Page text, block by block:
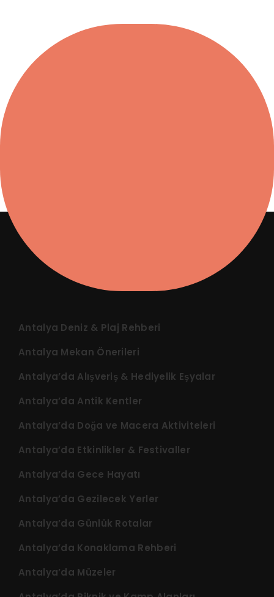
Antalya Deniz & Plaj Rehberi
Antalya Mekan Önerileri
Antalya’da Alışveriş & Hediyelik Eşyalar
Antalya’da Antik Kentler
Antalya’da Doğa ve Macera Aktiviteleri
Antalya’da Etkinlikler & Festivaller
Antalya’da Gece Hayatı
Antalya’da Gezilecek Yerler
Antalya’da Günlük Rotalar
Antalya’da Konaklama Rehberi
Antalya’da Müzeler